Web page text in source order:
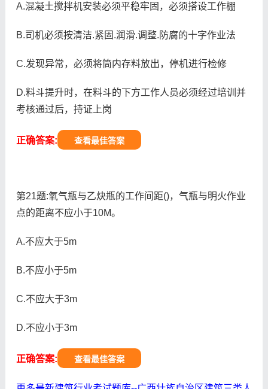
A.混凝土搅拌机安装必须平稳牢固，必须搭设工作棚
B.司机必须按清洁.紧固.润滑.调整.防腐的十字作业法
C.发现异常，必须将筒内存料放出，停机进行检修
D.料斗提升时，在料斗的下方工作人员必须经过培训并
考核通过后，持证上岗
正确答案: 查看最佳答案
第21题:氧气瓶与乙炔瓶的工作间距()，气瓶与明火作业
点的距离不应小于10M。
A.不应大于5m
B.不应小于5m
C.不应大于3m
D.不应小于3m
正确答案: 查看最佳答案